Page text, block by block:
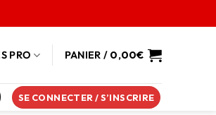
PRO PANIER / 0,00€
SE CONNECTER / S’INSCRIRE